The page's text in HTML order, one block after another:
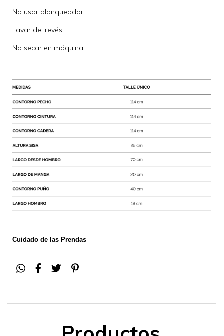
No usar blanqueador
Lavar del revés
No secar en máquina
Cuidado de las Prendas